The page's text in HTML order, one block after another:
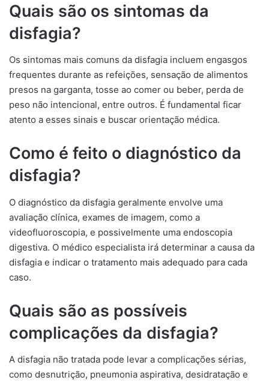
Quais são os sintomas da
disfagia?
Os sintomas mais comuns da disfagia incluem engasgos
frequentes durante as refeições, sensação de alimentos
presos na garganta, tosse ao comer ou beber, perda de
peso não intencional, entre outros. É fundamental ficar
atento a esses sinais e buscar orientação médica.
Como é feito o diagnóstico da
disfagia?
O diagnóstico da disfagia geralmente envolve uma
avaliação clínica, exames de imagem, como a
videofluoroscopia, e possivelmente uma endoscopia
digestiva. O médico especialista irá determinar a causa da
disfagia e indicar o tratamento mais adequado para cada
caso.
Quais são as possíveis
complicações da disfagia?
A disfagia não tratada pode levar a complicações sérias,
como desnutrição, pneumonia aspirativa, desidratação e